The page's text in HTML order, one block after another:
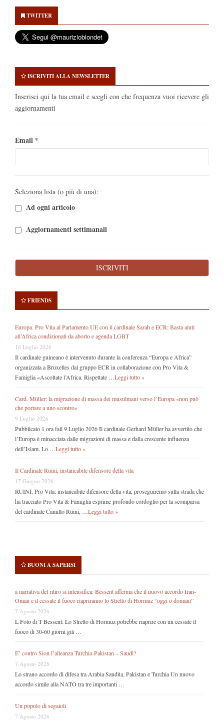
Sidebar
TWITTER
ISCRIVITI ALLA NEWSLETTER
Inserisci qui la tua email e scegli con che frequenza vuoi ricevere gli
aggiornamenti
Email *
Seleziona lista (o più di una):
Ad ogni articolo
Aggiornamenti settimanali
FRIENDS
Europa. Pro Vita al Parlamento UE con il cardinale Sarah e ECR: Basta aiuti
all’Africa condizionati da aborto e agenda LGBT
16 Luglio 2026
Il cardinale guineano è intervenuto durante la conferenza “Europa e Africa”
organizzata a Bruxelles dal gruppo ECR in collaborazione con Pro Vita &
Famiglia «Ascoltate l’Africa. Rispettate … Leggi tutto »
Card. Müller: la migrazione di massa dei musulmani verso l’Europa «non può
che portare a uno scontro»
9 Luglio 2026
Pubblicato 1 ora fail 9 Luglio 2026 Il cardinale Gerhard Müller ha avvertito che
l’Europa è minacciata dalle migrazioni di massa e dalla crescente influenza
dell’Islam. Lo … Leggi tutto »
Il Cardinale Ruini, instancabile difensore della vita
17 Giugno 2026
RUINI. Pro Vita: instancabile difensore della vita, proseguiremo sulla strada che
ha tracciato Pro Vita & Famiglia esprime profondo cordoglio per la scomparsa
del cardinale Camillo Ruini, … Leggi tutto »
BUONI A SAPERSI
a narrativa del ritiro si intensifica: Bessent afferma che il nuovo accordo Iran-
Oman e il cessate il fuoco riapriranno lo Stretto di Hormuz “oggi o domani”
7 Agosto 2026
L Foto di T Bessent: Lo Stretto di Hormuz potrebbe riaprire con un cessate il
fuoco di 30-60 giorni già …
E’ contro Sion l’alleanza Turchia-Pakistan – Saudi?
7 Agosto 2026
Lo strano accordo di difesa tra Arabia Saudita, Pakistan e Turchia Un nuovo
accordo simile alla NATO tra tre importanti …
Un popolo di segaioli
7 Agosto 2026